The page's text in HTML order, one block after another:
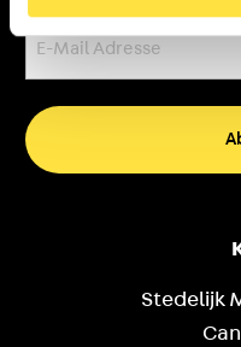
Stedelijk